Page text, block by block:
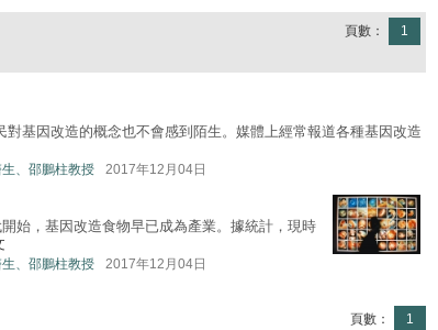
頁數： 1
基因改造的概念也不會感到陌生。媒體上經常報道各種基因改造
生、邵鵬柱教授 2017年12月04日
始，基因改造食物早已成為產業。據統計，現時
生、邵鵬柱教授 2017年12月04日
頁數： 1